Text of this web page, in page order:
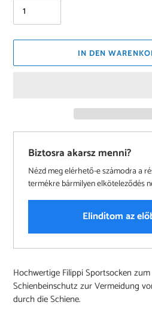
IN DEN
Biztosra akarsz menni?
Nézd meg elérhető-e számodra a
termékre bármilyen elköteleződés
Elindítom az
wird
zum
Warenkorb
Hochwertige Filippi Sportsocken
Schienbeinschutz zur Vermeidung
durch die Schiene.